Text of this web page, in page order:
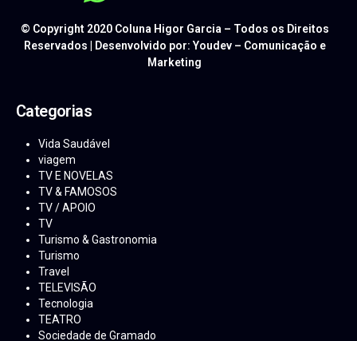
© Copyright 2020 Coluna Higor Garcia – Todos os Direitos
Reservados | Desenvolvido por: Youdev – Comunicação e
Marketing
Categorias
Vida Saudável
viagem
TV E NOVELAS
TV & FAMOSOS
TV / APOIO
TV
Turismo & Gastronomia
Turismo
Travel
TELEVISÃO
Tecnologia
TEATRO
Sociedade de Gramado